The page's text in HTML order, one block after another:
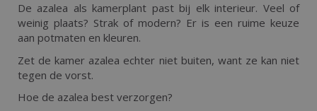
De azalea als kamerplant past bij elk interieur. Veel of
weinig plaats? Strak of modern? Er is een ruime keuze
aan potmaten en kleuren.
Zet de kamer azalea echter niet buiten, want ze kan niet
tegen de vorst.
Hoe de azalea best verzorgen?